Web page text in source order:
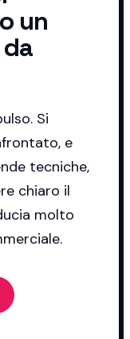
un
Si
e
tecniche,
chiaro il
molto